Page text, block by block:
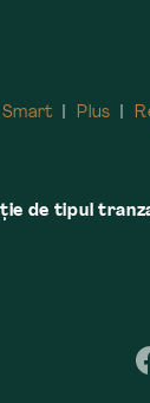
Smart Plus
de tipul